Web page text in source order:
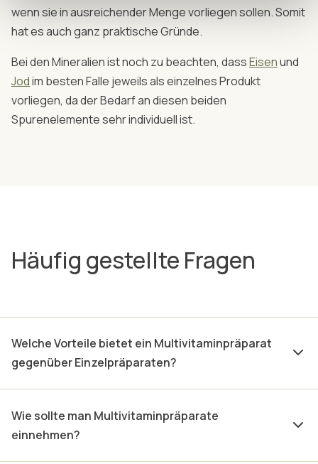
wenn sie in ausreichender Menge vorliegen sollen. Somit
hat es auch ganz praktische Gründe.
Bei den Mineralien ist noch zu beachten, dassEisenund
Jodim besten Falle jeweils als einzelnes Produkt
vorliegen, da der Bedarf an diesen beiden
Spurenelemente sehr individuell ist.
Häufig gestellte Fragen
Welche Vorteile bietet ein Multivitaminpräparat
gegenüber Einzelpräparaten?
Wie sollte man Multivitaminpräparate
einnehmen?